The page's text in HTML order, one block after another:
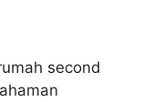
second